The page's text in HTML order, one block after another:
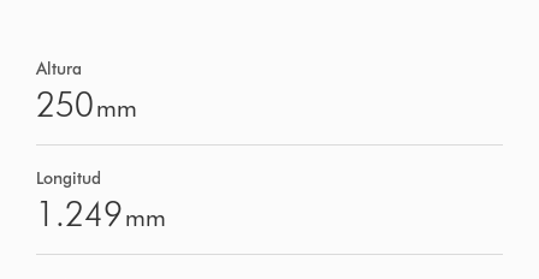
Altura
250mm
Longitud
1.249mm